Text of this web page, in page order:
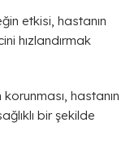
etkisi, hastanın
hızlandırmak
hastanın
bir şekilde